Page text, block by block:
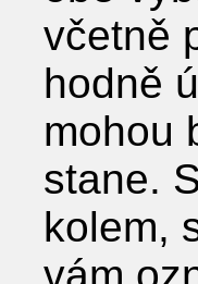
včetně
hodně
mohou
stane.
kolem,
vám